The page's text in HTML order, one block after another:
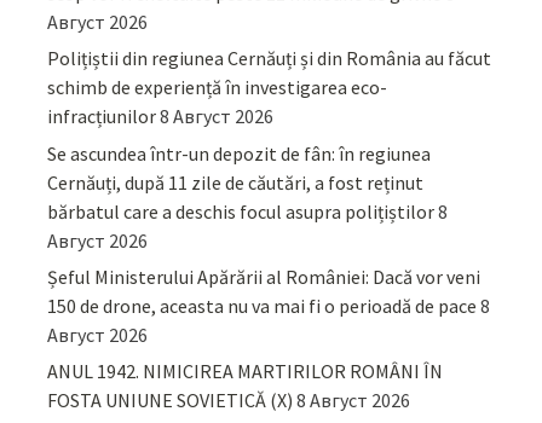
Август 2026
Polițiștii din regiunea Cernăuți și din România au făcut
schimb de experiență în investigarea eco-
infracțiunilor8 Август 2026
Se ascundea într-un depozit de fân: în regiunea
Cernăuți, după 11 zile de căutări, a fost reținut
bărbatul care a deschis focul asupra polițiștilor8
Август 2026
Șeful Ministerului Apărării al României: Dacă vor veni
150 de drone, aceasta nu va mai fi o perioadă de pace 8
Август 2026
ANUL 1942. NIMICIREA MARTIRILOR ROMÂNI ÎN
FOSTA UNIUNE SOVIETICĂ (X) 8 Август 2026